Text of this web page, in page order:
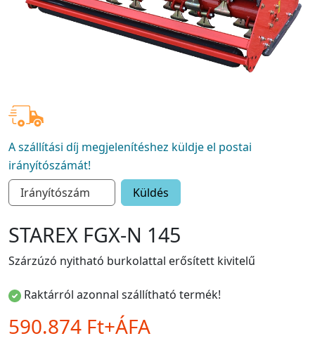
A szállítási díj megjelenítéshez küldje el postai
irányítószámát!
Küldés
STAREX FGX-N 145
Szárzúzó nyitható burkolattal erősített kivitelű
Raktárról azonnal szállítható termék!
590.874 Ft+ÁFA